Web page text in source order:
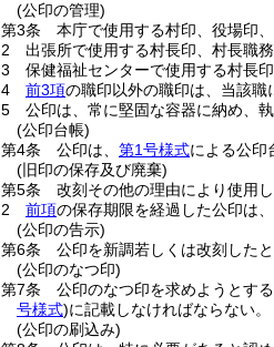
(公印の管理)
第3条
本庁で使用する村印、役場印
2
出張所で使用する村長印、村長職
3
保健福祉センターで使用する村長
4
前3項の職印以外の職印は、当該職
5
公印は、常に堅固な容器に納め、
(公印台帳)
第4条
公印は、 第1号様式による公印
(旧印の保存及び廃棄)
第5条
改刻その他の理由により使用
2
前項の保存期限を経過した公印は
(公印の告示)
第6条
公印を新調若しくは改刻した
(公印のなつ印)
第7条
公印のなつ印を求めようとす
号様式)に記載しなければならない。
(公印の刷込み)